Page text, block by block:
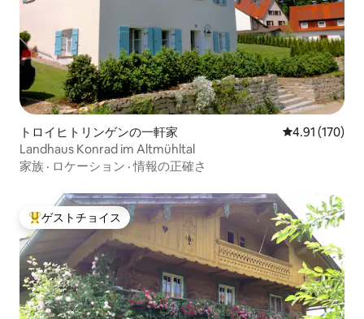
トロイヒトリンゲンの一軒家 レビュー170
4.91 (170)
Landhaus Konrad im Altmühltal
家族 · ロケーション ·情報の正確さ
大好評のゲストチョイスです。
ゲストチョイス